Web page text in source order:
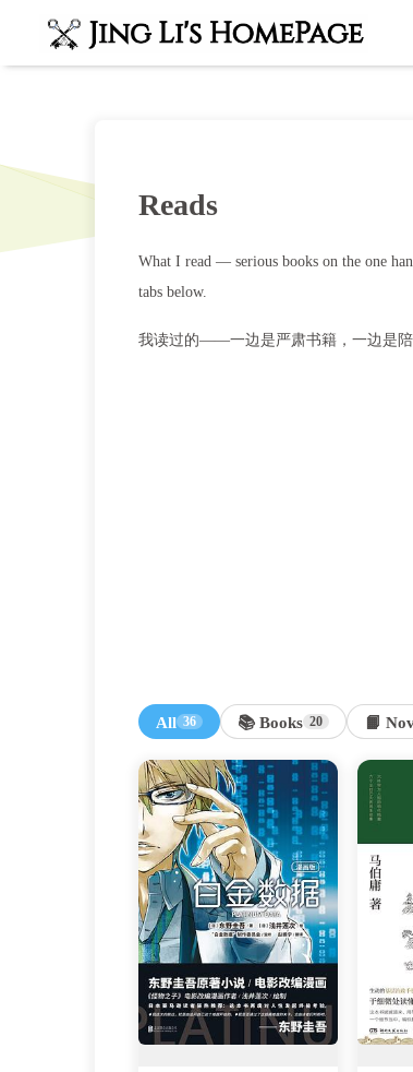
Reads
What I read — serious books on the one
tabs below.
我读过的——一边是严肃书籍，一边是陪
All 36 📚 Books 20 📙